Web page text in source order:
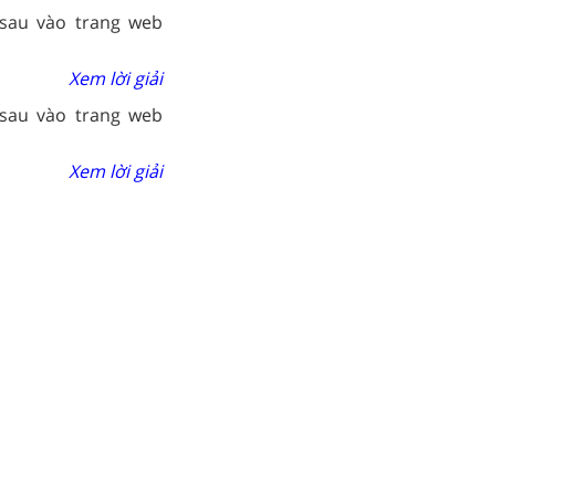
vào trang web
Xem lời giải
vào trang web
Xem lời giải